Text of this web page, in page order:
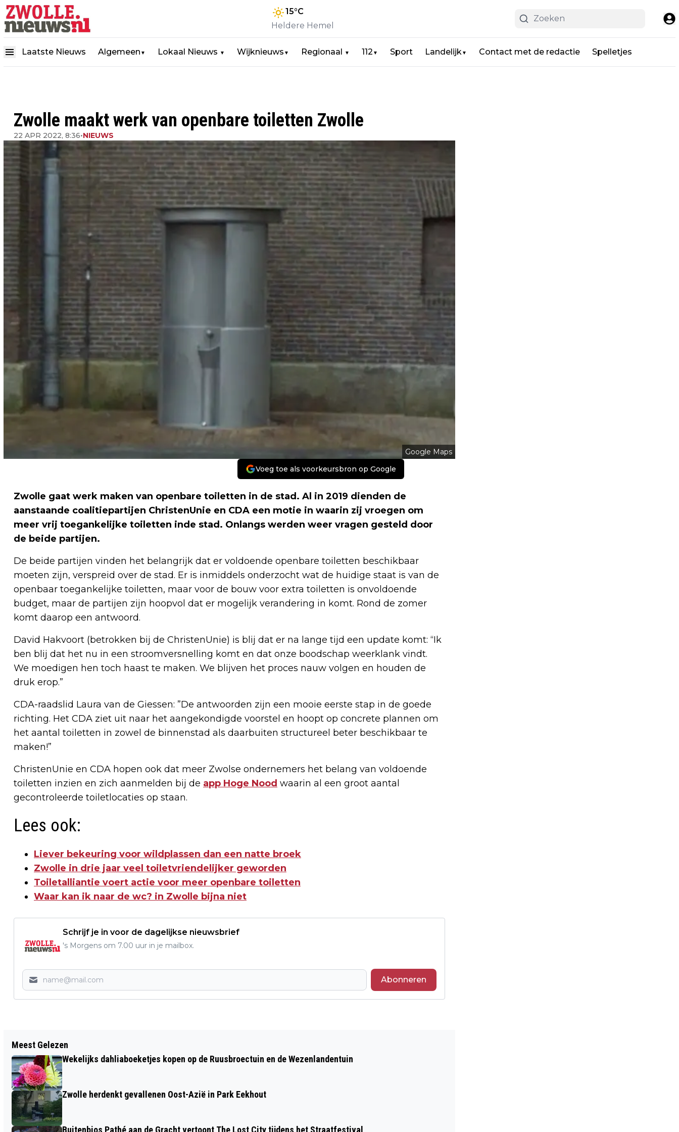
15°C
Heldere Hemel
Laatste Nieuws Algemeen ▼ Lokaal Nieuws ▼ Wijknieuws ▼ Regionaal ▼ 112 ▼ Sport Landelijk▼ Contact met de redactie Spelletjes
Zwolle maakt werk van openbare toiletten Zwolle
22 APR 2022, 8:36•NIEUWS
Google Maps
Voeg toe als voorkeursbron op Google
Zwolle gaat werk maken van openbare toiletten in de stad. Al in 2019 dienden de
aanstaande coalitiepartijen ChristenUnie en CDA een motie in waarin zij vroegen om
meer vrij toegankelijke toiletten inde stad. Onlangs werden weer vragen gesteld door
de beide partijen.
De beide partijen vinden het belangrijk dat er voldoende openbare toiletten beschikbaar
moeten zijn, verspreid over de stad. Er is inmiddels onderzocht wat de huidige staat is van de
openbaar toegankelijke toiletten, maar voor de bouw voor extra toiletten is onvoldoende
budget, maar de partijen zijn hoopvol dat er mogelijk verandering in komt. Rond de zomer
komt daarop een antwoord.
David Hakvoort (betrokken bij de ChristenUnie) is blij dat er na lange tijd een update komt: “Ik
ben blij dat het nu in een stroomversnelling komt en dat onze boodschap weerklank vindt.
We moedigen hen toch haast te maken. We blijven het proces nauw volgen en houden de
druk erop.”
CDA-raadslid Laura van de Giessen: ”De antwoorden zijn een mooie eerste stap in de goede
richting. Het CDA ziet uit naar het aangekondigde voorstel en hoopt op concrete plannen om
het aantal toiletten in zowel de binnenstad als daarbuiten structureel beter beschikbaar te
maken!”
ChristenUnie en CDA hopen ook dat meer Zwolse ondernemers het belang van voldoende
toiletten inzien en zich aanmelden bij de app Hoge Nood waarin al een groot aantal
gecontroleerde toiletlocaties op staan.
Lees ook:
Liever bekeuring voor wildplassen dan een natte broek
Zwolle in drie jaar veel toiletvriendelijker geworden
Toiletalliantie voert actie voor meer openbare toiletten
Waar kan ik naar de wc? in Zwolle bijna niet
Schrijf je in voor de dagelijkse nieuwsbrief
's Morgens om 7.00 uur in je mailbox.
Abonneren
VERKEERSMAATREGELEN
KONINGSNACHT EN KONINGSDAG
FORS OP N50
Meest Gelezen
Wekelijks dahliaboeketjes kopen op de Ruusbroectuin en de Wezenlandentuin
Zwolle herdenkt gevallenen Oost-Azië in Park Eekhout
Buitenbios Pathé aan de Gracht vertoont The Lost City tijdens het Straatfestival